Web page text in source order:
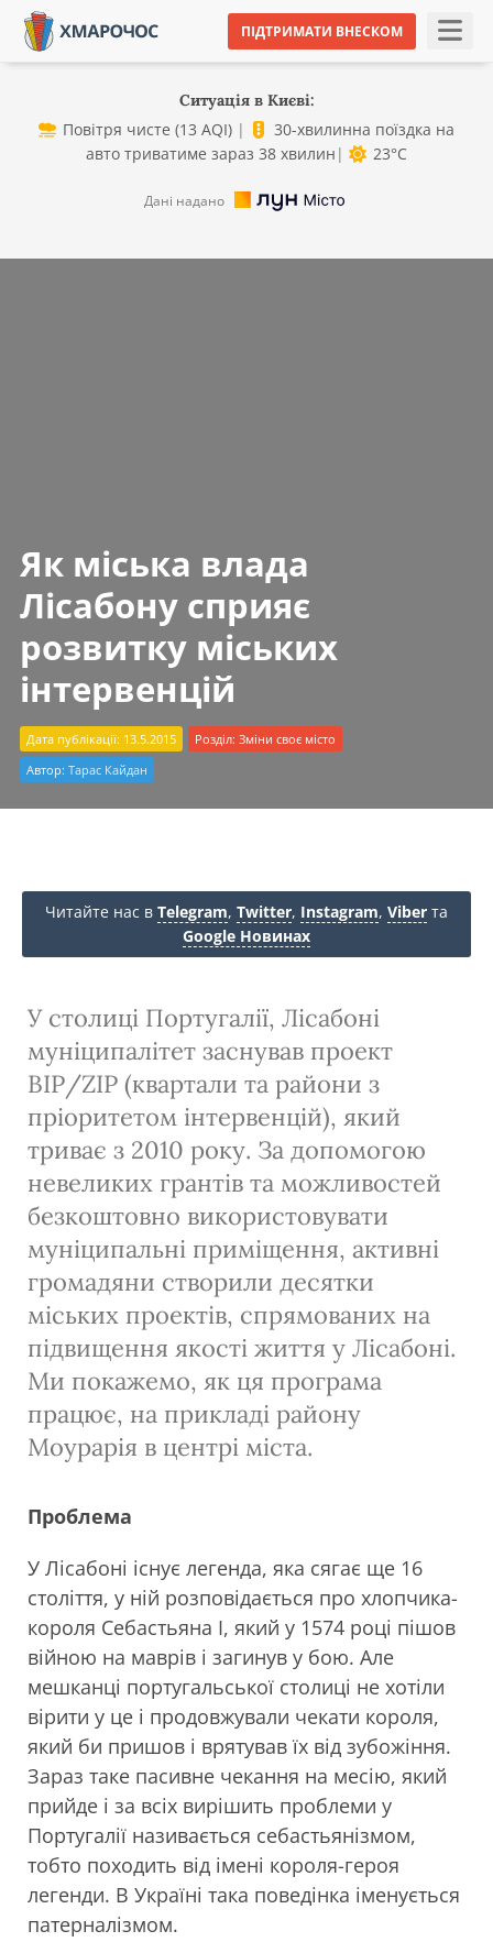
ПІДТРИМАТИ ВНЕСКОМ
Ситуація в Києві:
Повітря чисте (13 AQI) |
30-хвилинна поїздка на
авто триватиме зараз 38 хвилин | 23°C
Дані надано
Як міська влада
Лісабону сприяє
розвитку міських
інтервенцій
Дата публікації: 13.5.2015 Розділ: Зміни своє місто
Автор: Тарас Кайдан
Читайте нас в Telegram, Twitter, Instagram, Viber та
Google Новинах
У столиці Португалії, Лісабоні
муніципалітет заснував проект
BIP/ZIP (квартали та райони з
пріоритетом інтервенцій), який
триває з 2010 року. За допомогою
невеликих грантів та можливостей
безкоштовно використовувати
муніципальні приміщення, активні
громадяни створили десятки
міських проектів, спрямованих на
підвищення якості життя у Лісабоні.
Ми покажемо, як ця програма
працює, на прикладі району
Моурарія в центрі міста.
Проблема
У Лісабоні існує легенда, яка сягає ще 16
століття, у ній розповідається про хлопчика-
короля Себастьяна І, який у 1574 році пішов
війною на маврів і загинув у бою. Але
мешканці португальської столиці не хотіли
вірити у це і продовжували чекати короля,
який би пришов і врятував їх від зубожіння.
Зараз таке пасивне чекання на месію, який
прийде і за всіх вирішить проблеми у
Португалії називається себастьянізмом,
тобто походить від імені короля-героя
легенди. В Україні така поведінка іменується
патерналізмом.